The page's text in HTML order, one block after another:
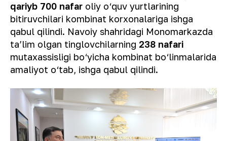
qariyb 700 nafar oliy o‘quv yurtlarining
bitiruvchilari kombinat korxonalariga ishga
qabul qilindi. Navoiy shahridagi Monomarkazda
ta’lim olgan tinglovchilarning 238 nafari
mutaxassisligi bo‘yicha kombinat bo‘linmalarida
amaliyot o‘tab, ishga qabul qilindi.